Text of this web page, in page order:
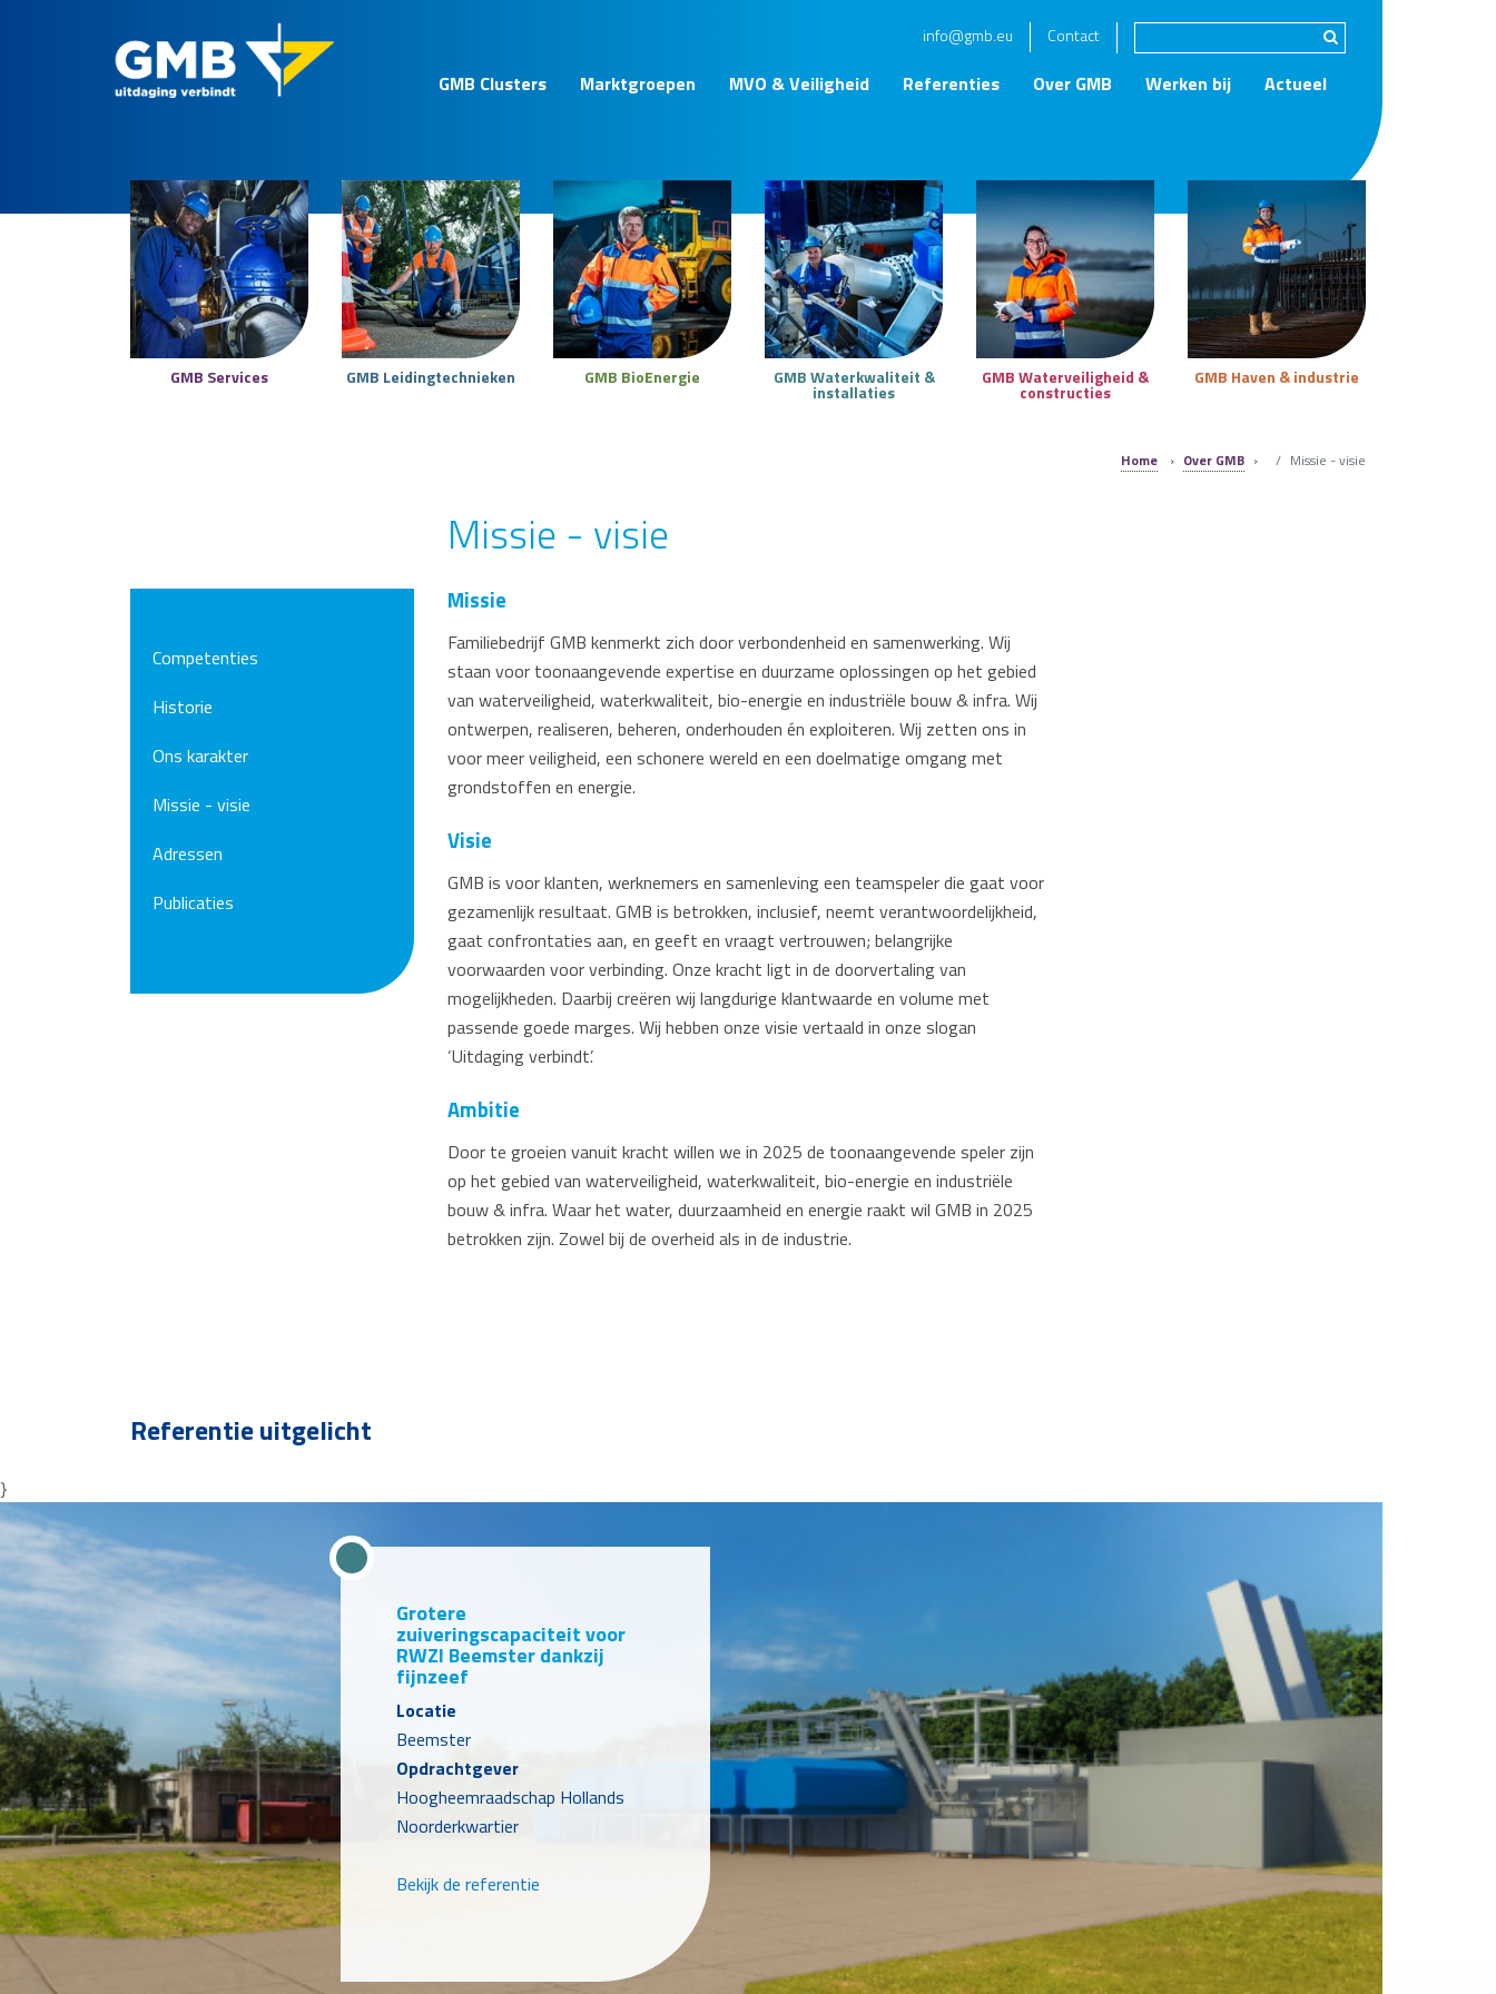
info@gmb.eu Contact
GMB Clusters Marktgroepen MVO & Veiligheid Referenties Over GMB Werken bij Actueel
GMB Services GMB Leidingtechnieken GMB BioEnergie GMB Waterkwaliteit &
installaties
GMB Waterveiligheid &
constructies
GMB Haven & industrie
Home › Over GMB › Missie - visie
Missie - visie
Missie
Familiebedrijf GMB kenmerkt zich door verbondenheid en samenwerking. Wij
staan voor toonaangevende expertise en duurzame oplossingen op het gebied
van waterveiligheid, waterkwaliteit, bio-energie en industriële bouw & infra. Wij
ontwerpen, realiseren, beheren, onderhouden én exploiteren. Wij zetten ons in
voor meer veiligheid, een schonere wereld en een doelmatige omgang met
grondstoffen en energie.
Visie
GMB is voor klanten, werknemers en samenleving een teamspeler die gaat voor
gezamenlijk resultaat. GMB is betrokken, inclusief, neemt verantwoordelijkheid,
gaat confrontaties aan, en geeft en vraagt vertrouwen; belangrijke
voorwaarden voor verbinding. Onze kracht ligt in de doorvertaling van
mogelijkheden. Daarbij creëren wij langdurige klantwaarde en volume met
passende goede marges. Wij hebben onze visie vertaald in onze slogan
‘Uitdaging verbindt’.
Ambitie
Door te groeien vanuit kracht willen we in 2025 de toonaangevende speler zijn
op het gebied van waterveiligheid, waterkwaliteit, bio-energie en industriële
bouw & infra. Waar het water, duurzaamheid en energie raakt wil GMB in 2025
betrokken zijn. Zowel bij de overheid als in de industrie.
Competenties
Historie
Ons karakter
Missie - visie
Adressen
Publicaties
Referentie uitgelicht
}
Grotere
zuiveringscapaciteit voor
RWZI Beemster dankzij
fijnzeef
Locatie
Beemster
Opdrachtgever
Hoogheemraadschap Hollands
Noorderkwartier
Bekijk de referentie